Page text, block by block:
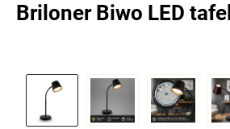
Briloner Biwo LED
Afbeeldingengalerij overslaan